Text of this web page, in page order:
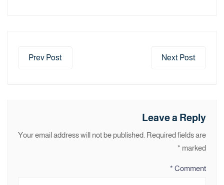
Prev Post Next Post
Leave a Reply
Your email address will not be published. Required fields are
marked
*
Comment
*